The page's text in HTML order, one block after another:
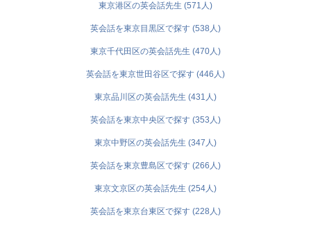
東京港区の英会話先生 (571人)
英会話を東京目黒区で探す (538人)
東京千代田区の英会話先生 (470人)
英会話を東京世田谷区で探す (446人)
東京品川区の英会話先生 (431人)
英会話を東京中央区で探す (353人)
東京中野区の英会話先生 (347人)
英会話を東京豊島区で探す (266人)
東京文京区の英会話先生 (254人)
英会話を東京台東区で探す (228人)